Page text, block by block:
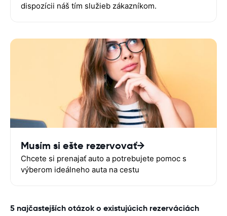
dispozícii náš tím služieb zákazníkom.
Musím si ešte rezervovať
Chcete si prenajať auto a potrebujete pomoc s
výberom ideálneho auta na cestu
5 najčastejších otázok o existujúcich rezerváciách